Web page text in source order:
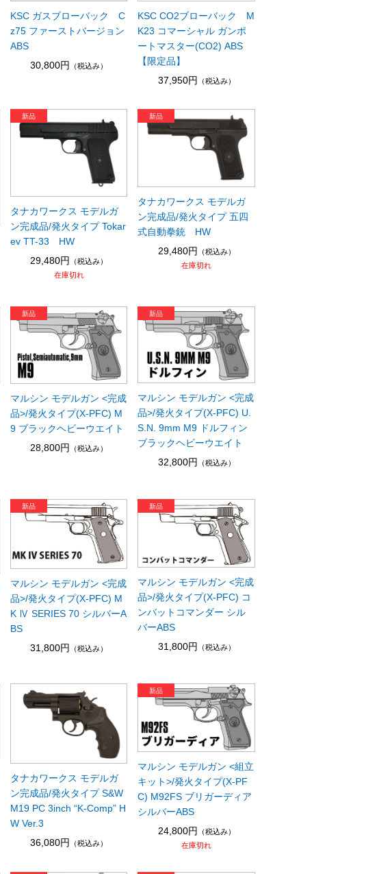
KSC ガスブローバック C
z75 ファーストバージョン
ABS
30,800円
（税込み）
KSC CO2ブローバック M
K23 コマーシャル ガンポ
ートマスター(CO2) ABS
【限定品】
37,950円
（税込み）
タナカワークス モデルガ
ン完成品/発火タイプ Tokar
ev TT-33 HW
29,480円
（税込み）
在庫切れ
タナカワークス モデルガ
ン完成品/発火タイプ 五四
式自動拳銃 HW
29,480円
（税込み）
在庫切れ
マルシン モデルガン <完成
品>/発火タイプ(X-PFC) M
9 ブラックヘビーウエイト
28,800円
（税込み）
マルシン モデルガン <完成
品>/発火タイプ(X-PFC) U.
S.N. 9mm M9 ドルフィン
ブラックヘビーウエイト
32,800円 （税込み）
マルシン モデルガン <完成
品>/発火タイプ(X-PFC) M
K Ⅳ SERIES 70 シルバーA
BS
31,800円
（税込み）
マルシン モデルガン <完成
品>/発火タイプ(X-PFC) コ
ンバットコマンダー シル
バーABS
31,800円
（税込み）
タナカワークス モデルガ
ン完成品/発火タイプ S&W
M19 PC 3inch “K-Comp” H
W Ver.3
36,080円
（税込み）
マルシン モデルガン <組立
キット>/発火タイプ(X-PF
C) M92FS ブリガーディア
シルバーABS
24,800円
（税込み）
在庫切れ